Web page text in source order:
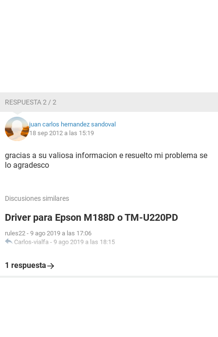
RESPUESTA 2 / 2
juan carlos hernandez sandoval
18 sep 2012 a las 15:19
gracias a su valiosa informacion e resuelto mi problema se
lo agradesco
Discusiones similares
Driver para Epson M188D o TM-U220PD
rules22 - 9 ago 2019 a las 17:06
Carlos-vialfa - 9 ago 2019 a las 18:15
1 respuesta